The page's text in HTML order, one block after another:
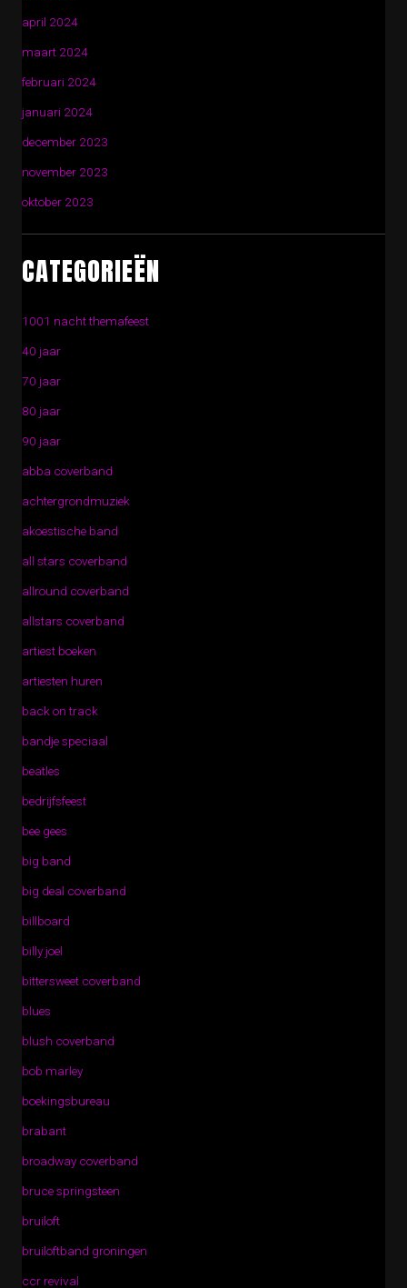
april 2024
maart 2024
februari 2024
januari 2024
december 2023
november 2023
oktober 2023
CATEGORIEËN
1001 nacht themafeest
40 jaar
70 jaar
80 jaar
90 jaar
abba coverband
achtergrondmuziek
akoestische band
all stars coverband
allround coverband
allstars coverband
artiest boeken
artiesten huren
back on track
bandje speciaal
beatles
bedrijfsfeest
bee gees
big band
big deal coverband
billboard
billy joel
bittersweet coverband
blues
blush coverband
bob marley
boekingsbureau
brabant
broadway coverband
bruce springsteen
bruiloft
bruiloftband groningen
ccr revival